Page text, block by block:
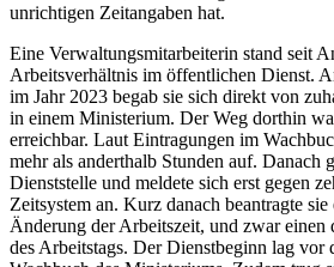
unrichtigen Zeitangaben hat.
Eine Verwaltungsmitarbeiterin stand seit
Arbeitsverhältnis im öffentlichen Dienst.
im Jahr 2023 begab sie sich direkt von
in einem Ministerium. Der Weg dorthin
erreichbar. Laut Eintragungen im
mehr als anderthalb Stunden auf. Danach
Dienststelle und meldete sich erst gegen
Zeitsystem an. Kurz danach beantragte
Änderung der Arbeitszeit, und zwar
des Arbeitstags. Der Dienstbeginn lag vor